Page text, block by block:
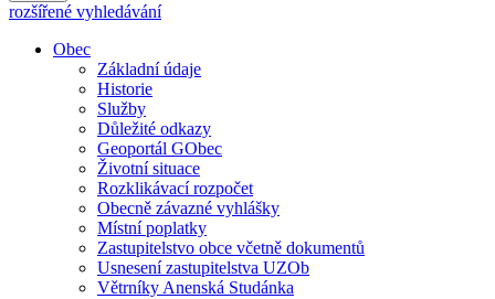
rozšířené vyhledávání
Obec
Základní údaje
Historie
Služby
Důležité odkazy
Geoportál GObec
Životní situace
Rozklikávací rozpočet
Obecně závazné vyhlášky
Místní poplatky
Zastupitelstvo obce včetně dokumentů
Usnesení zastupitelstva UZOb
Větrníky Anenská Studánka